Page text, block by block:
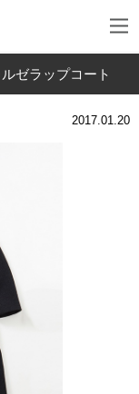
ゼラップコート
2017.01.20